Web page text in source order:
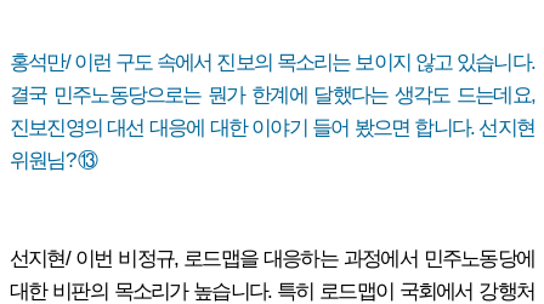
홍석만/ 이런 구도 속에서 진보의 목소리는 보이지 않고 있습니다.
결국 민주노동당으로는 뭔가 한계에 달했다는 생각도 드는데요,
진보진영의 대선 대응에 대한 이야기 들어 봤으면 합니다. 선지현
위원님? ⑬
선지현/ 이번 비정규, 로드맵을 대응하는 과정에서 민주노동당에
대한 비판의 목소리가 높습니다. 특히 로드맵이 국회에서 강행처